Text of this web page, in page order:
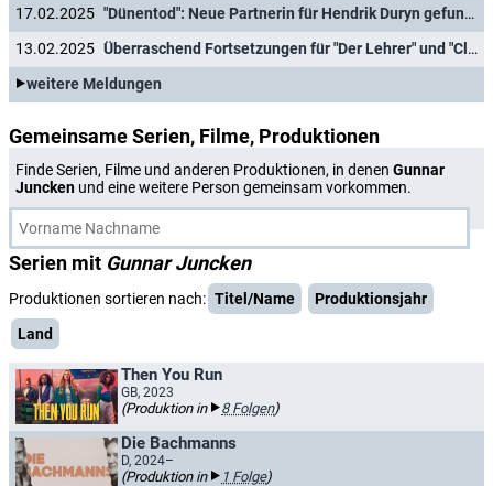
17.02.2025
"Dünentod": Neue Partnerin für Hendrik Duryn gefunden
13.02.2025
Überraschend Fortsetzungen für "Der Lehrer" und "Club der roten Bänder" angekündigt
weitere Meldungen
Gemeinsame Serien, Filme, Produktionen
Finde Serien, Filme und anderen Produktionen, in denen Gunnar
Juncken und eine weitere Person gemeinsam vorkommen.
Serien mit Gunnar Juncken
Produktionen sortieren nach: Titel/Name
Produktionsjahr
Land
Then You Run
GB, 2023
(Produktion in 8 Folgen)
Die Bachmanns
D, 2024–
(Produktion in 1 Folge)